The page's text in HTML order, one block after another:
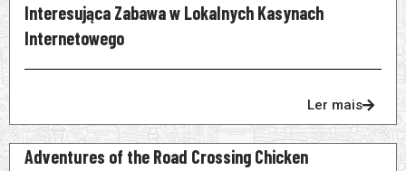
Interesująca Zabawa w Lokalnych Kasynach
Internetowego
Ler mais
Adventures of the Road Crossing Chicken